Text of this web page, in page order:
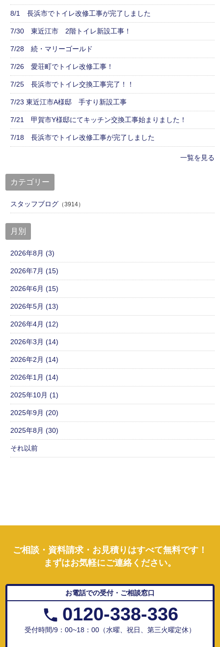
8/1 長浜市でトイレ改修工事が完了しました
7/30 東近江市 2階トイレ新設工事！
7/28 続・マリーゴールド
7/26 愛荘町でトイレ改修工事！
7/25 長浜市でトイレ交換工事完了！！
7/23 東近江市A様邸 手すり新設工事
7/21 甲賀市Y様邸にてキッチン交換工事始まりました！
7/18 長浜市でトイレ改修工事が完了しました
一覧を見る
カテゴリー
スタッフブログ （3914）
月別
2026年8月 (3)
2026年7月 (15)
2026年6月 (15)
2026年5月 (13)
2026年4月 (12)
2026年3月 (14)
2026年2月 (14)
2026年1月 (14)
2025年10月 (1)
2025年9月 (20)
2025年8月 (30)
それ以前
ご相談・資料請求・お見積りはすべて無料です！
まずはお気軽にご連絡ください。
お電話での受付・ご相談窓口
0120-338-336
受付時間/9：00~18：00（水曜、祝日、第三火曜定休）